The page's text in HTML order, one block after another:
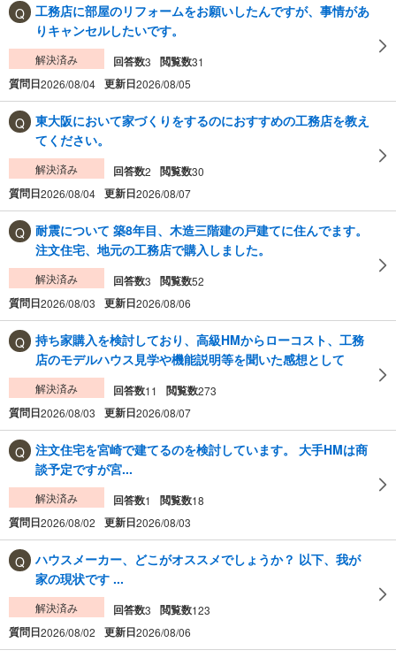
工務店に部屋のリフォームをお願いしたんですが、事情があ
りキャンセルしたいです。
解決済み 回答数3 閲覧数31
質問日2026/08/04 更新日2026/08/05
東大阪において家づくりをするのにおすすめの工務店を教え
てください。
解決済み 回答数2 閲覧数30
質問日2026/08/04 更新日2026/08/07
耐震について 築8年目、木造三階建の戸建てに住んでます。
注文住宅、地元の工務店で購入しました。
解決済み 回答数3 閲覧数52
質問日2026/08/03 更新日2026/08/06
持ち家購入を検討しており、高級HMからローコスト、工務
店のモデルハウス見学や機能説明等を聞いた感想として
解決済み 回答数11 閲覧数273
質問日2026/08/03 更新日2026/08/07
注文住宅を宮崎で建てるのを検討しています。 大手HMは商
談予定ですが宮...
解決済み 回答数1 閲覧数18
質問日2026/08/02 更新日2026/08/03
ハウスメーカー、どこがオススメでしょうか？ 以下、我が
家の現状です ...
解決済み 回答数3 閲覧数123
質問日2026/08/02 更新日2026/08/06